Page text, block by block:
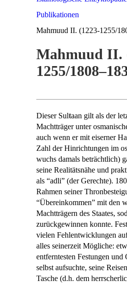
Publikationen
Mahmuud II. (1223-1255/
Mahmuud II.
1255/
Dieser Sultaan gilt als der
Machtträger unter
auch wenn er mit eiserner
Zahl der Hinrichtungen im
wuchs damals beträchtlich)
seine Realitätsnähe und
als “adli” (der Gerechte).
Rahmen seiner
“Übereinkommen” mit den
Machtträgern des Staates,
zurückgewinnen konnte.
vielen Fehlentwicklungen
alles seinerzeit Mögliche:
entferntesten Festungen und
selbst aufsuchte, seine
Tasche (d.h. dem